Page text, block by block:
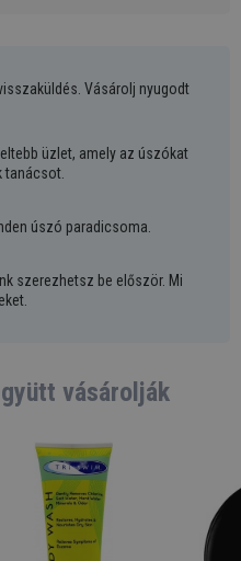
Vásárolj nyugodt
üzlet, amely az úszókat
tanácsot.
úszó paradicsoma.
szerezhetsz be először. Mi
vásárolják